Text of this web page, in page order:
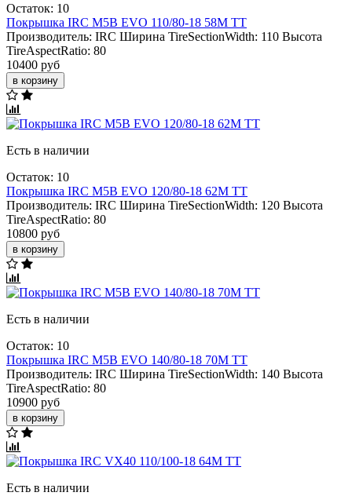
Остаток: 10
Покрышка IRC M5B EVO 110/80-18 58M TT
Производитель: IRC Ширина TireSectionWidth: 110 Высота
TireAspectRatio: 80
10400 руб
в корзину
Есть в наличии
Остаток: 10
Покрышка IRC M5B EVO 120/80-18 62M TT
Производитель: IRC Ширина TireSectionWidth: 120 Высота
TireAspectRatio: 80
10800 руб
в корзину
Есть в наличии
Остаток: 10
Покрышка IRC M5B EVO 140/80-18 70M TT
Производитель: IRC Ширина TireSectionWidth: 140 Высота
TireAspectRatio: 80
10900 руб
в корзину
Есть в наличии